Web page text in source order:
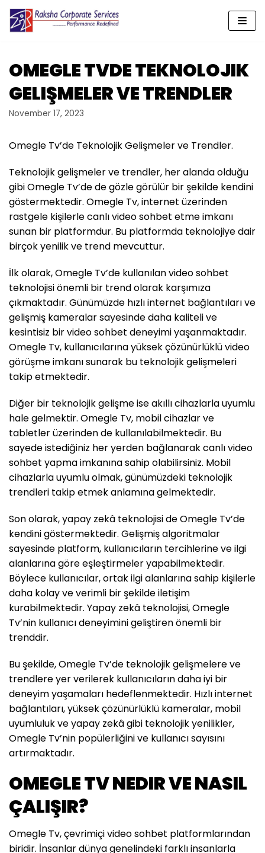
Skip
content
OMEGLE TVDE TEKNOLOJIK
GELIŞMELER VE TRENDLER
November 17, 2023
Omegle Tv’de Teknolojik Gelişmeler ve Trendler.
Teknolojik gelişmeler ve trendler, her alanda olduğu
gibi Omegle Tv’de de gözle görülür bir şekilde kendini
göstermektedir. Omegle Tv, internet üzerinden
rastgele kişilerle canlı video sohbet etme imkanı
sunan bir platformdur. Bu platformda teknolojiye dair
birçok yenilik ve trend mevcuttur.
İlk olarak, Omegle Tv’de kullanılan video sohbet
teknolojisi önemli bir trend olarak karşımıza
çıkmaktadır. Günümüzde hızlı internet bağlantıları ve
gelişmiş kameralar sayesinde daha kaliteli ve
kesintisiz bir video sohbet deneyimi yaşanmaktadır.
Omegle Tv, kullanıcılarına yüksek çözünürlüklü video
görüşme imkanı sunarak bu teknolojik gelişmeleri
takip etmektedir.
Diğer bir teknolojik gelişme ise akıllı cihazlarla uyumlu
hale gelmektir. Omegle Tv, mobil cihazlar ve
tabletler üzerinden de kullanılabilmektedir. Bu
sayede istediğiniz her yerden bağlanarak canlı video
sohbet yapma imkanına sahip olabilirsiniz. Mobil
cihazlarla uyumlu olmak, günümüzdeki teknolojik
trendleri takip etmek anlamına gelmektedir.
Son olarak, yapay zekâ teknolojisi de Omegle Tv’de
kendini göstermektedir. Gelişmiş algoritmalar
sayesinde platform, kullanıcıların tercihlerine ve ilgi
alanlarına göre eşleştirmeler yapabilmektedir.
Böylece kullanıcılar, ortak ilgi alanlarına sahip kişilerle
daha kolay ve verimli bir şekilde iletişim
kurabilmektedir. Yapay zekâ teknolojisi, Omegle
Tv’nin kullanıcı deneyimini geliştiren önemli bir
trenddir.
Bu şekilde, Omegle Tv’de teknolojik gelişmelere ve
trendlere yer verilerek kullanıcıların daha iyi bir
deneyim yaşamaları hedeflenmektedir. Hızlı internet
bağlantıları, yüksek çözünürlüklü kameralar, mobil
uyumluluk ve yapay zekâ gibi teknolojik yenilikler,
Omegle Tv’nin popülerliğini ve kullanıcı sayısını
artırmaktadır.
OMEGLE TV NEDIR VE NASIL
ÇALIŞIR?
Omegle Tv, çevrimiçi video sohbet platformlarından
biridir. İnsanlar dünya genelindeki farklı insanlarla